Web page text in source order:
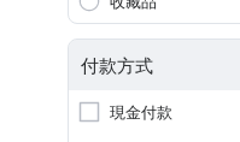
付款方式
現金付款